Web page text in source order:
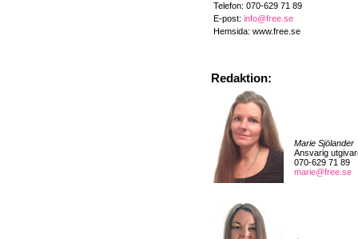
Telefon: 070-629 71 89
E-post: info@free.se
Hemsida: www.free.se
Redaktion:
Marie Sjölander
Ansvarig
070-629 71 89
marie@free.se